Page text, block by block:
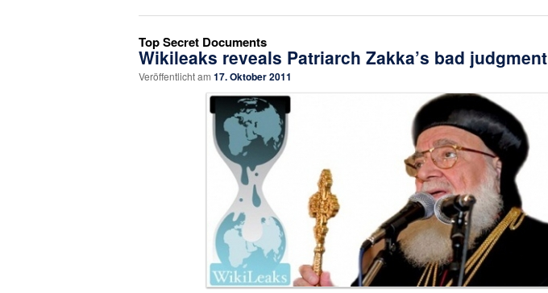
Top Secret Documents
Wikileaks reveals Patriarch Zakka’s bad judgment
Veröffentlicht am 17. Oktober 2011